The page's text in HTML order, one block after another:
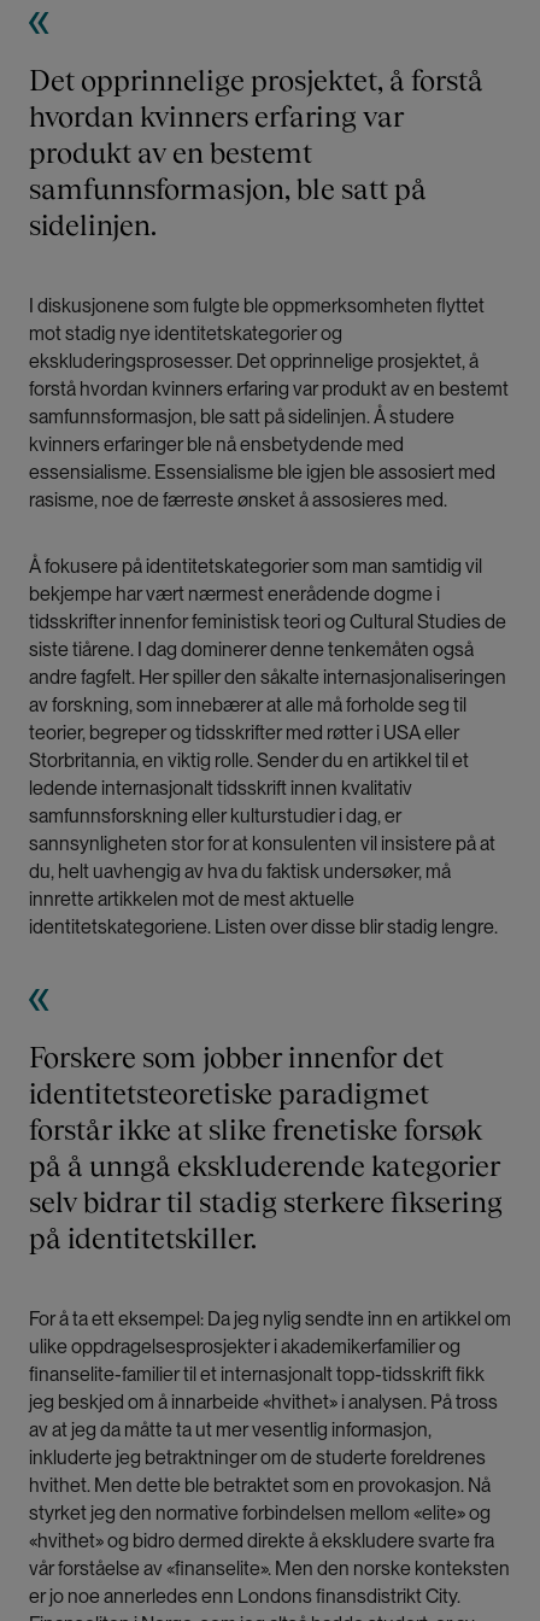
Det opprinnelige prosjektet, å forstå
hvordan kvinners erfaring var
produkt av en bestemt
samfunnsformasjon, ble satt på
sidelinjen.
I diskusjonene som fulgte ble oppmerksomheten flyttet
mot stadig nye identitetskategorier og
ekskluderingsprosesser. Det opprinnelige prosjektet, å
forstå hvordan kvinners erfaring var produkt av en bestemt
samfunnsformasjon, ble satt på sidelinjen. Å studere
kvinners erfaringer ble nå ensbetydende med
essensialisme. Essensialisme ble igjen ble assosiert med
rasisme, noe de færreste ønsket å assosieres med.
Å fokusere på identitetskategorier som man samtidig vil
bekjempe har vært nærmest enerådende dogme i
tidsskrifter innenfor feministisk teori og Cultural Studies de
siste tiårene. I dag dominerer denne tenkemåten også
andre fagfelt. Her spiller den såkalte internasjonaliseringen
av forskning, som innebærer at alle må forholde seg til
teorier, begreper og tidsskrifter med røtter i USA eller
Storbritannia, en viktig rolle. Sender du en artikkel til et
ledende internasjonalt tidsskrift innen kvalitativ
samfunnsforskning eller kulturstudier i dag, er
sannsynligheten stor for at konsulenten vil insistere på at
du, helt uavhengig av hva du faktisk undersøker, må
innrette artikkelen mot de mest aktuelle
identitetskategoriene. Listen over disse blir stadig lengre.
Forskere som jobber innenfor det
identitetsteoretiske paradigmet
forstår ikke at slike frenetiske forsøk
på å unngå ekskluderende kategorier
selv bidrar til stadig sterkere fiksering
på identitetskiller.
For å ta ett eksempel: Da jeg nylig sendte inn en artikkel om
ulike oppdragelsesprosjekter i akademikerfamilier og
finanselite-familier til et internasjonalt topp-tidsskrift fikk
jeg beskjed om å innarbeide «hvithet» i analysen. På tross
av at jeg da måtte ta ut mer vesentlig informasjon,
inkluderte jeg betraktninger om de studerte foreldrenes
hvithet. Men dette ble betraktet som en provokasjon. Nå
styrket jeg den normative forbindelsen mellom «elite» og
«hvithet» og bidro dermed direkte å ekskludere svarte fra
vår forståelse av «finanselite». Men den norske konteksten
er jo noe annerledes enn Londons finansdistrikt City.